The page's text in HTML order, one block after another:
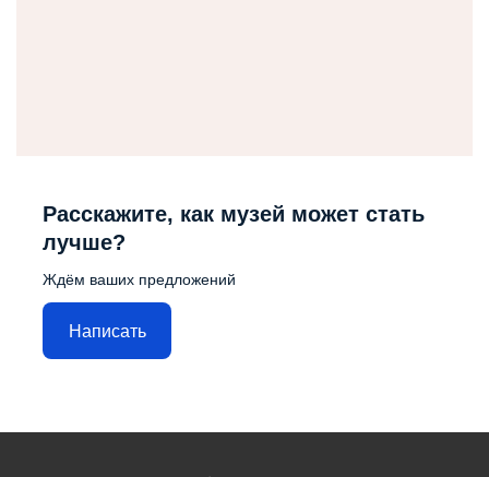
Расскажите, как музей может стать
лучше?
Ждём ваших предложений
Написать